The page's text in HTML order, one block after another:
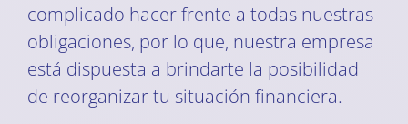
complicado hacer frente a todas nuestras
obligaciones, por lo que, nuestra empresa
está dispuesta a brindarte la posibilidad
de reorganizar tu situación financiera.